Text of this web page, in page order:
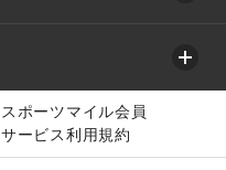
スポーツマイル会員
サービス利用規約